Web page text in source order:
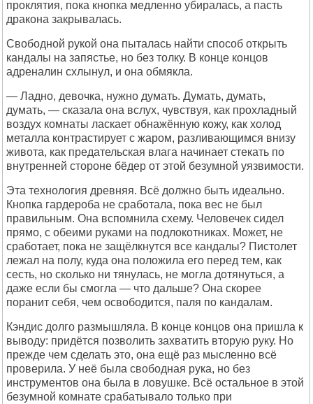
проклятия, пока кнопка медленно убиралась, а пасть
дракона закрывалась.
Свободной рукой она пыталась найти способ открыть
кандалы на запястье, но без толку. В конце концов
адреналин схлынул, и она обмякла.
— Ладно, девочка, нужно думать. Думать, думать,
думать, — сказала она вслух, чувствуя, как прохладный
воздух комнаты ласкает обнажённую кожу, как холод
металла контрастирует с жаром, разливающимся внизу
живота, как предательская влага начинает стекать по
внутренней стороне бёдер от этой безумной уязвимости.
Эта технология древняя. Всё должно быть идеально.
Кнопка гардероба не сработала, пока вес не был
правильным. Она вспомнила схему. Человечек сидел
прямо, с обеими руками на подлокотниках. Может, не
сработает, пока не защёлкнутся все кандалы? Пистолет
лежал на полу, куда она положила его перед тем, как
сесть, но сколько ни тянулась, не могла дотянуться, а
даже если бы смогла — что дальше? Она скорее
поранит себя, чем освободится, паля по кандалам.
Кэндис долго размышляла. В конце концов она пришла к
выводу: придётся позволить захватить вторую руку. Но
прежде чем сделать это, она ещё раз мысленно всё
проверила. У неё была свободная рука, но без
инструментов она была в ловушке. Всё остальное в этой
безумной комнате срабатывало только при